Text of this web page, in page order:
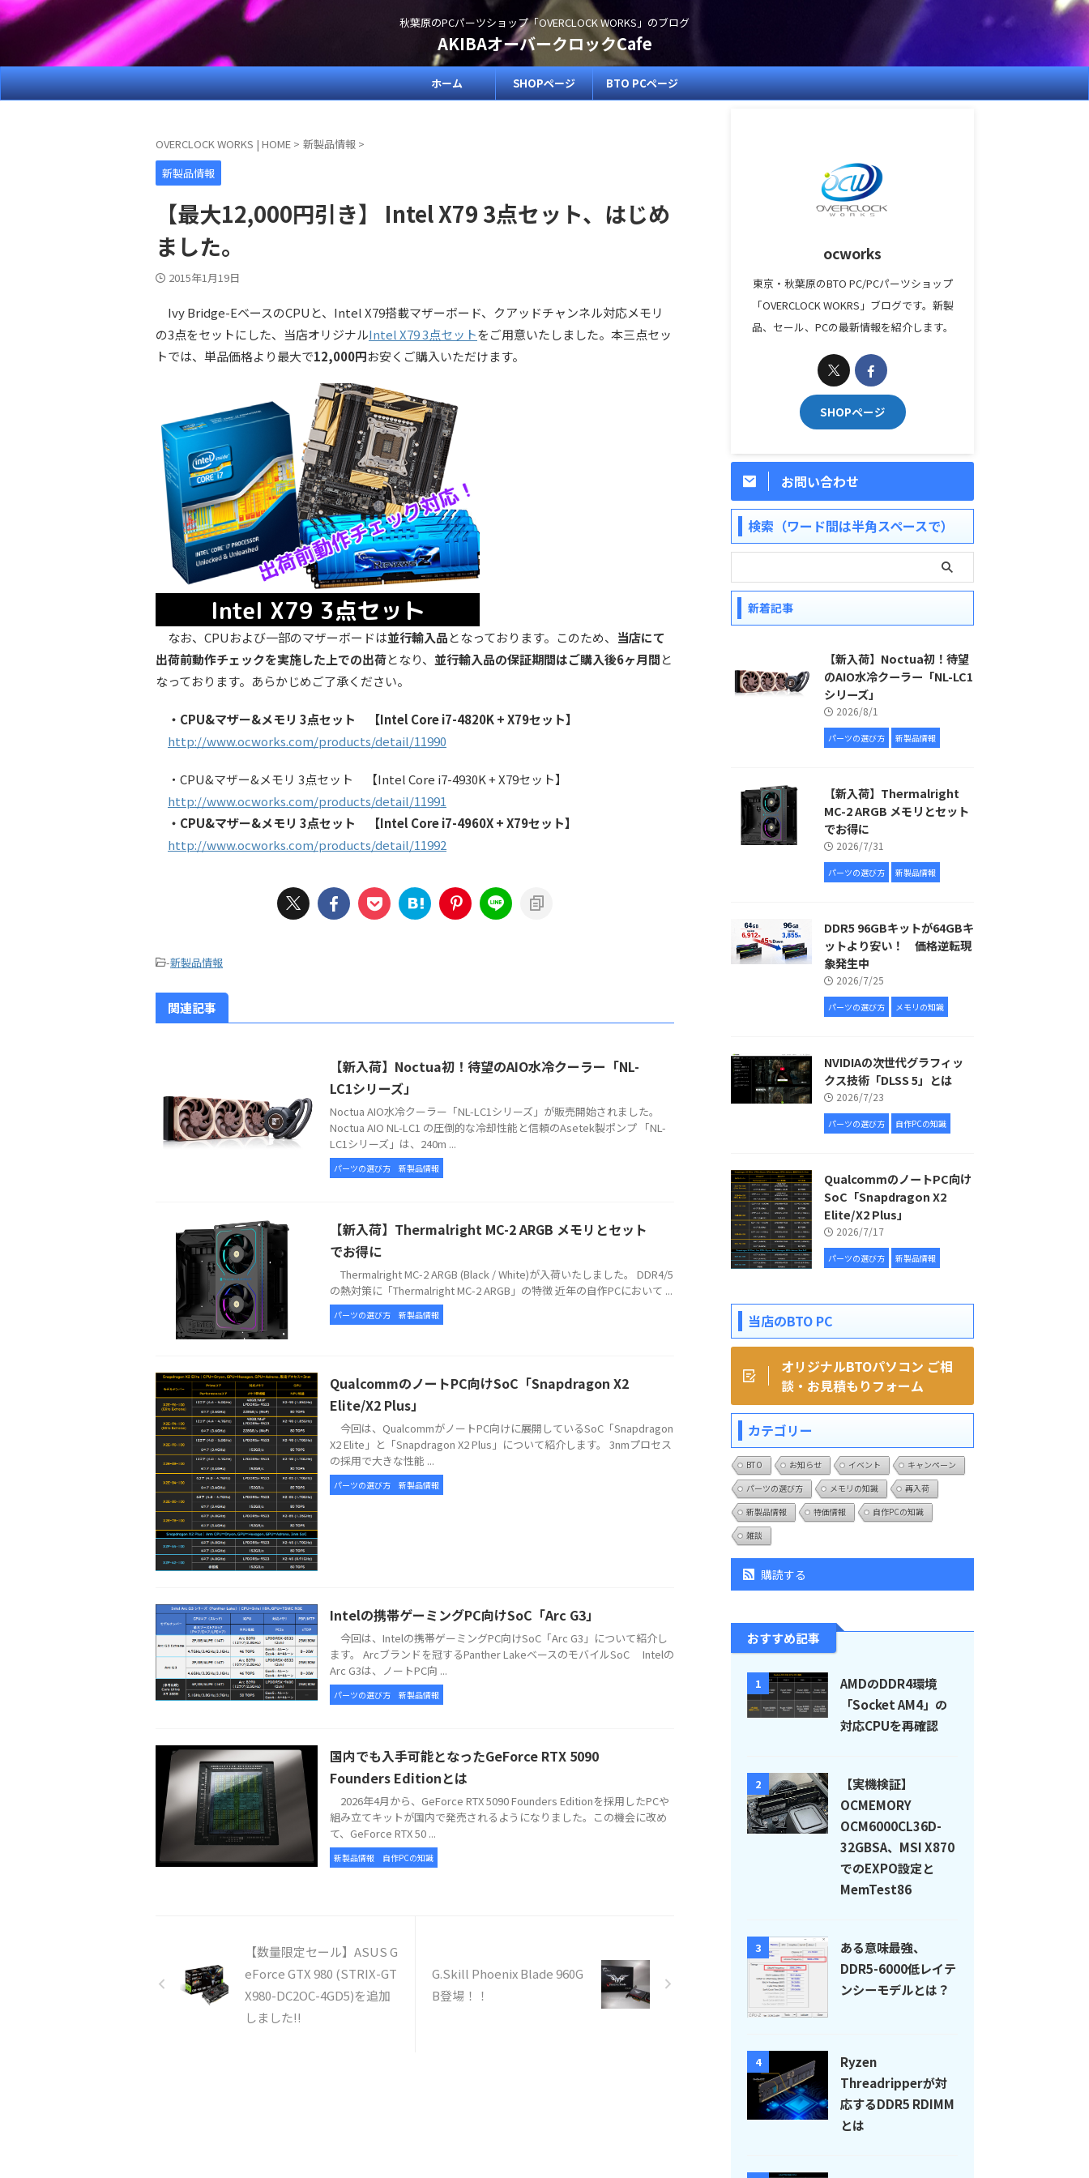
秋葉原のPCパーツショップ「OVERCLOCK WORKS」のブログ
AKIBAオーバークロックCafe
ホーム SHOPページ BTO PCページ
OVERCLOCK WORKS | HOME > 新製品情報 >
新製品情報
【最大12,000円引き】 Intel X79 3点セット、はじめ
ました。
2015年1月19日
Ivy Bridge-EベースのCPUと、Intel X79搭載マザーボード、クアッドチャンネル対応メモリ
の3点をセットにした、当店オリジナルIntel X79 3点セットをご用意いたしました。本三点セッ
トでは、単品価格より最大で12,000円お安くご購入いただけます。
なお、CPUおよび一部のマザーボードは並行輸入品となっております。このため、 当店にて
出荷前動作チェックを実施した上での出荷となり、 並行輸入品の保証期間はご購入後6ヶ月間と
なっております。あらかじめご了承ください。
・CPU&マザー&メモリ 3点セット 【Intel Core i7-4820K + X79セット】
http://www.ocworks.com/products/detail/11990
・CPU&マザー&メモリ 3点セット 【Intel Core i7-4930K + X79セット】
http://www.ocworks.com/products/detail/11991
・CPU&マザー&メモリ 3点セット 【Intel Core i7-4960X + X79セット】
http://www.ocworks.com/products/detail/11992
-新製品情報
関連記事
【新入荷】Noctua初！待望のAIO水冷クーラー「NL-
LC1シリーズ」
Noctua AIO水冷クーラー「NL-LC1シリーズ」が販売開始されました。
Noctua AIO NL-LC1 の圧倒的な冷却性能と信頼のAsetek製ポンプ 「NL-
LC1シリーズ」は、240m ...
パーツの選び方 新製品情報
【新入荷】Thermalright MC-2 ARGB メモリとセット
でお得に
Thermalright MC-2 ARGB (Black / White)が入荷いたしました。 DDR4/5
の熱対策に「Thermalright MC-2 ARGB」の特徴 近年の自作PCにおいて ...
パーツの選び方 新製品情報
QualcommのノートPC向けSoC「Snapdragon X2
Elite/X2 Plus」
今回は、QualcommがノートPC向けに展開しているSoC「Snapdragon
X2 Elite」と「Snapdragon X2 Plus」について紹介します。 3nmプロセス
の採用で大きな性能 ...
パーツの選び方 新製品情報
Intelの携帯ゲーミングPC向けSoC「Arc G3」
今回は、Intelの携帯ゲーミングPC向けSoC「Arc G3」について紹介し
ます。 Arcブランドを冠するPanther LakeベースのモバイルSoC Intelの
Arc G3は、ノートPC向 ...
パーツの選び方 新製品情報
国内でも入手可能となったGeForce RTX 5090
Founders Editionとは
2026年4月から、GeForce RTX 5090 Founders Editionを採用したPCや
組み立てキットが国内で発売されるようになりました。この機会に改め
て、GeForce RTX 50 ...
新製品情報 自作PCの知識
【数量限定セール】ASUS G
eForce GTX 980 (STRIX-GT
X980-DC2OC-4GD5)を追加
しました!!
G.Skill Phoenix Blade 960G
B登場！！
ocworks
東京・秋葉原のBTO PC/PCパーツショップ
「OVERCLOCK WOKRS」ブログです。新製
品、セール、PCの最新情報を紹介します。
SHOPページ
お問い合わせ
検索（ワード間は半角スペースで）
新着記事
【新入荷】Noctua初！待望
のAIO水冷クーラー「NL-LC1
シリーズ」
2026/8/1
パーツの選び方 新製品情報
【新入荷】Thermalright
MC-2 ARGB メモリとセット
でお得に
2026/7/31
パーツの選び方 新製品情報
DDR5 96GBキットが64GBキ
ットより安い！ 価格逆転現
象発生中
2026/7/25
パーツの選び方 メモリの知識
NVIDIAの次世代グラフィッ
クス技術「DLSS 5」とは
2026/7/23
パーツの選び方 自作PCの知識
QualcommのノートPC向け
SoC「Snapdragon X2
Elite/X2 Plus」
2026/7/17
パーツの選び方 新製品情報
当店のBTO PC
オリジナルBTOパソコン ご相
談・お見積もりフォーム
カテゴリー
BTO お知らせ イベント
キャンペーン
パーツの選び方
メモリの知識
再入荷
新製品情報
特価情報
自作PCの知識
雑談
購読する
おすすめ記事
1
AMDのDDR4環境
「Socket AM4」の
対応CPUを再確認
2
【実機検証】
OCMEMORY
OCM6000CL36D-
32GBSA、MSI X870
でのEXPO設定と
MemTest86
3
ある意味最強、
DDR5-6000低レイテ
ンシーモデルとは？
4
Ryzen
Threadripperが対
応するDDR5 RDIMM
とは